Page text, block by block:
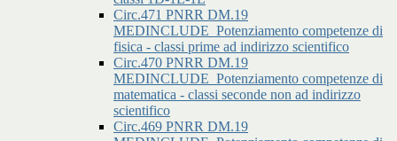
Circ.471 PNRR DM.19
MEDINCLUDE_Potenziamento competenze di
fisica - classi prime ad indirizzo scientifico
Circ.470 PNRR DM.19
MEDINCLUDE_Potenziamento competenze di
matematica - classi seconde non ad indirizzo
scientifico
Circ.469 PNRR DM.19